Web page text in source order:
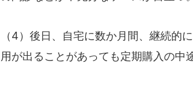
（4）後日、自宅に数か月間、継続的
用が出ることがあっても定期購入の中